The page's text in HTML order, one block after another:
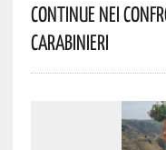
Continue Nei
Carabinieri